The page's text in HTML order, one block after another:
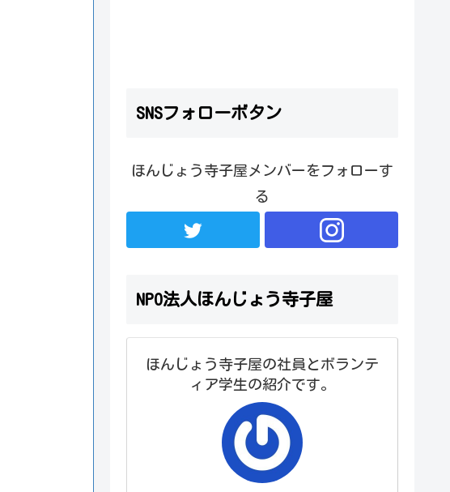
SNSフォローボタン
ほんじょう寺子屋メンバーをフォローす
る
NPO法人ほんじょう寺子屋
ほんじょう寺子屋の社員とボランテ
ィア学生の紹介です。